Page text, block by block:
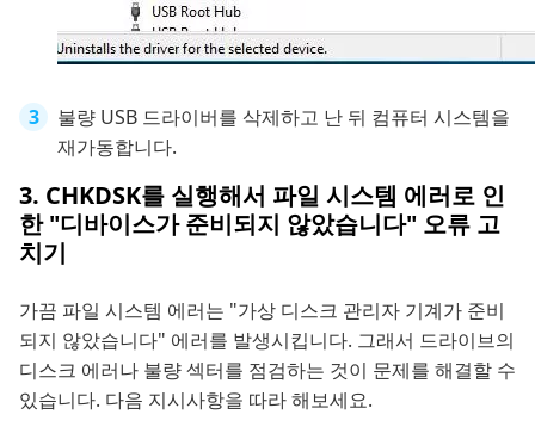
불량 USB 드라이버를 삭제하고 난 뒤 컴퓨터 시스템을
재가동합니다.
3. CHKDSK를 실행해서 파일 시스템 에러로 인
한 "디바이스가 준비되지 않았습니다" 오류 고
치기
가끔 파일 시스템 에러는 "가상 디스크 관리자 기계가 준비
되지 않았습니다" 에러를 발생시킵니다. 그래서 드라이브의
디스크 에러나 불량 섹터를 점검하는 것이 문제를 해결할 수
있습니다. 다음 지시사항을 따라 해보세요.